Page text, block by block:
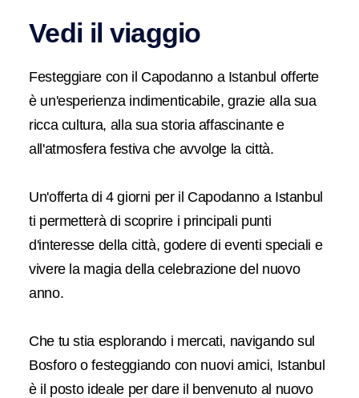
Vedi il viaggio
Festeggiare con il Capodanno a Istanbul offerte
è un'esperienza indimenticabile, grazie alla sua
ricca cultura, alla sua storia affascinante e
all'atmosfera festiva che avvolge la città.
Un'offerta di 4 giorni per il Capodanno a Istanbul
ti permetterà di scoprire i principali punti
d'interesse della città, godere di eventi speciali e
vivere la magia della celebrazione del nuovo
anno.
Che tu stia esplorando i mercati, navigando sul
Bosforo o festeggiando con nuovi amici, Istanbul
è il posto ideale per dare il benvenuto al nuovo